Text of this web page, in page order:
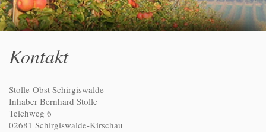
Kontakt
Stolle-Obst Schirgiswalde
Inhaber Bernhard Stolle
Teichweg 6
02681 Schirgiswalde-Kirschau